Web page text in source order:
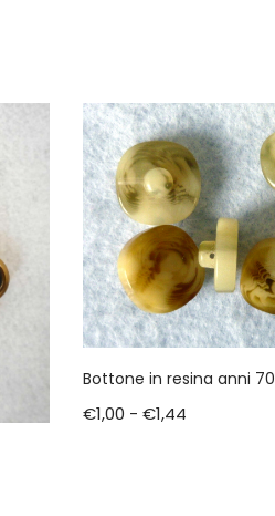
Bottone in resina anni 70
€1,00 - €1,44